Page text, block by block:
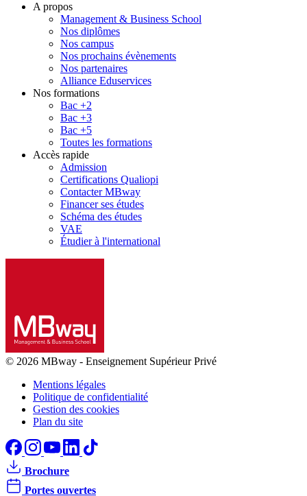
A propos
Management & Business School
Nos diplômes
Nos campus
Nos prochains évènements
Nos partenaires
Alliance Eduservices
Nos formations
Bac +2
Bac +3
Bac +5
Toutes les formations
Accès rapide
Admission
Certifications Qualiopi
Contacter MBway
Financer ses études
Schéma des études
VAE
Étudier à l'international
© 2026 MBway - Enseignement Supérieur Privé
Mentions légales
Politique de confidentialité
Gestion des cookies
Plan du site
Brochure
Portes ouvertes